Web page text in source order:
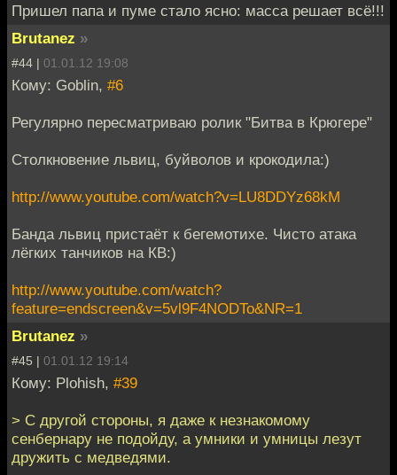
Пришел папа и пуме стало ясно: масса решает всё!!!
Brutanez »
#44 | 01.01.12 19:08
Кому: Goblin, #6
Регулярно пересматриваю ролик "Битва в Крюгере"
Столкновение львиц, буйволов и крокодила:)
http://www.youtube.com/watch?v=LU8DDYz68kM
Банда львиц пристаёт к бегемотихе. Чисто атака
лёгких танчиков на КВ:)
http://www.youtube.com/watch?
feature=endscreen&v=5vl9F4NODTo&NR=1
Brutanez »
#45 | 01.01.12 19:14
Кому: Plohish, #39
> С другой стороны, я даже к незнакомому
сенбернару не подойду, а умники и умницы лезут
дружить с медведями.